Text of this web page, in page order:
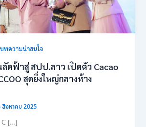
บทความน่าสนใจ
ลัดฟ้าสู่ สปป.ลาว เปิดตัว Cacao
สุดยิ่งใหญ่กลางห้าง
สิงหาคม 2025
C […]